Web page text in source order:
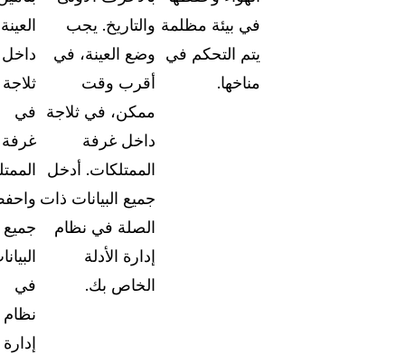
في بيئة مظلمة
يتم التحكم في
مناخها.
والتاريخ. يجب
وضع العينة، في
أقرب وقت
ممكن، في ثلاجة
داخل غرفة
الممتلكات. أدخل
جميع البيانات ذات
الصلة في نظام
إدارة الأدلة
الخاص بك.
العينة
داخل
ثلاجة
في
غرفة
جميع
في
نظام
إدارة